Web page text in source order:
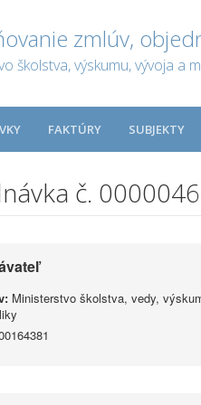
zmlúv,
školstva, výskumu, vývoja a
FAKTÚRY SUBJEKTY
č.
Ministerstvo školstva, vedy,